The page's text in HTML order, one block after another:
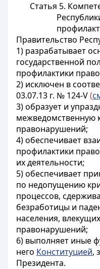
Статья 5.
Правительство
1) разрабатывает
государственной
профилактики
2) исключен в
03.07.13 г. № 124-V(
3) образует и
межведомственную
правонарушений;
4) обеспечивает
профилактики
их деятельности;
5) обеспечивает
по недопущению
процессов,
безработицы и
населения,
правонарушений;
6) выполняет иные
него Конституцией,
Президента.